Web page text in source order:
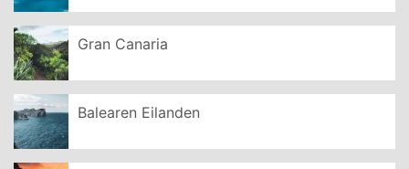
Gran Canaria
Balearen Eilanden